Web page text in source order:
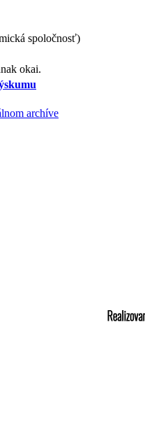
spoločnosť)
okai.
archíve